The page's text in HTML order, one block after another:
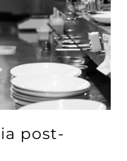
post-